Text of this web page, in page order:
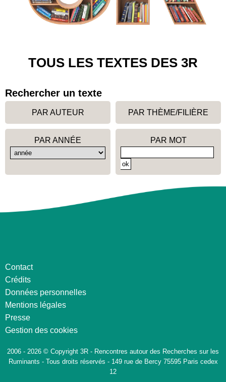
TOUS LES TEXTES DES 3R
Rechercher un texte
PAR AUTEUR PAR THÈME/FILIÈRE
PAR ANNÉE PAR MOT
Contact
Crédits
Données personnelles
Mentions légales
Presse
Gestion des cookies
2006 - 2026 © Copyright 3R - Rencontres autour des Recherches sur les
Ruminants - Tous droits réservés - 149 rue de Bercy 75595 Paris cedex
12